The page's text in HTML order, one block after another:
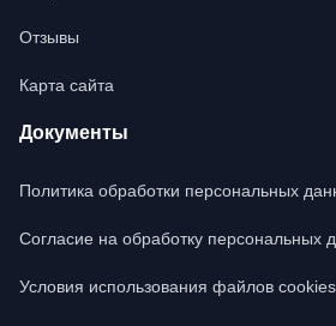
Отзывы
Карта сайта
Документы
Политика обработки персональных
Согласие на обработку персональных
Условия использования файлов cookies